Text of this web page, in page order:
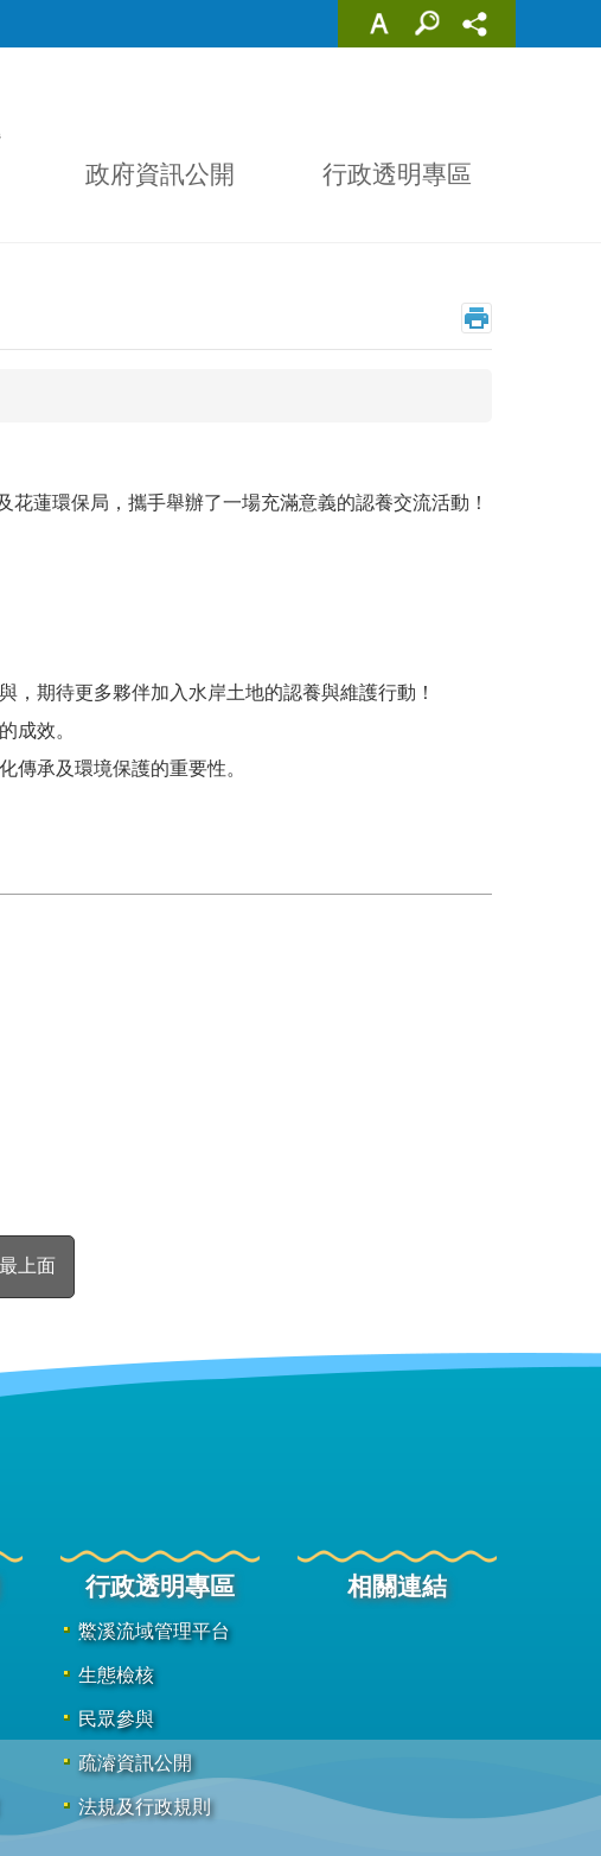
政府資訊公開
行政透明專區
蓮環保局，攜手舉辦了一場充滿意義的認養交流活動！
，期待更多夥伴加入水岸土地的認養與維護行動！
成效。
傳承及環境保護的重要性。
上面
行政透明專區
鱉溪流域管理平台
生態檢核
民眾參與
疏濬資訊公開
法規及行政規則
相關連結